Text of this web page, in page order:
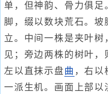
单，但神韵、骨力俱足
脚，缀以数块荒石。坡
立。中间一株是夹叶
见；旁边两株的树叶，
左以直抹示盘曲 ，右以
一派生机。画面上部以